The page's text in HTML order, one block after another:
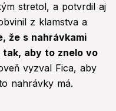
stretol, a potvrdil aj
z klamstva a
že s nahrávkami
aby to znelo vo
vyzval Fica, aby
nahrávky má.